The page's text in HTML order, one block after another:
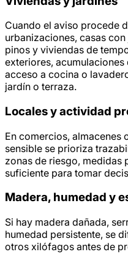
Cuando el aviso procede
urbanizaciones, casas
pinos y viviendas de
exteriores,
acceso a cocina o
jardín o terraza.
Locales y actividad
En comercios,
sensible se prioriza
zonas de riesgo, medidas
suficiente para tomar
Madera, humedad y
Si hay madera dañada,
humedad persistente, se
otros xilófagos antes de